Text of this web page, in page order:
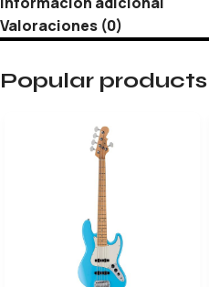
Valoraciones (0)
Popular products